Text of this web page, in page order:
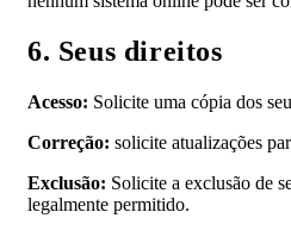
6. Seus direitos
Acesso: Solicite uma cópia dos
Correção: solicite atualizações
Exclusão: Solicite a exclusão de
legalmente permitido.